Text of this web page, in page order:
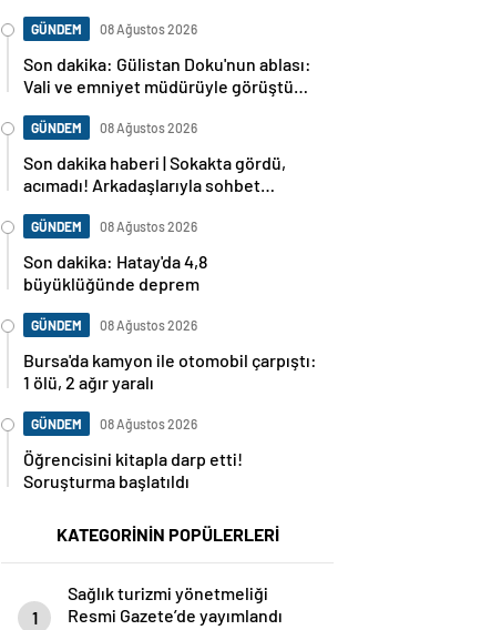
GÜNDEM 08 Ağustos 2026
Son dakika: Gülistan Doku'nun ablası:
Vali ve emniyet müdürüyle görüştüm,
GÜNDEM 08 Ağustos 2026
Son dakika haberi | Sokakta gördü,
acımadı! Arkadaşlarıyla sohbet
GÜNDEM 08 Ağustos 2026
Son dakika: Hatay'da 4,8
büyüklüğünde deprem
GÜNDEM 08 Ağustos 2026
Bursa'da kamyon ile otomobil çarpıştı:
1 ölü, 2 ağır yaralı
GÜNDEM 08 Ağustos 2026
Öğrencisini kitapla darp etti!
Soruşturma başlatıldı
KATEGORİNİN POPÜLERLERİ
1
Sağlık turizmi yönetmeliği
Resmi Gazete’de yayımlandı